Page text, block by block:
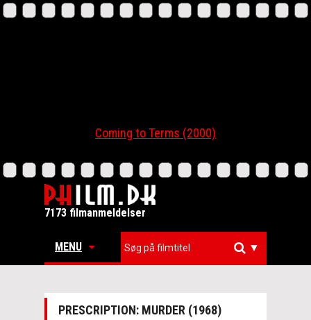
Coming to Terms (2000)
7173 filmanmeldelser
MENU ▼
PRESCRIPTION: MURDER (1968)